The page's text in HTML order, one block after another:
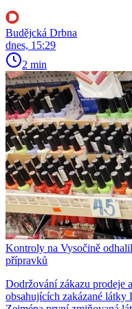
Budějcká Drbna
dnes, 15:29
2 min
Kontroly na Vysočině
přípravků
Dodržování zákazu prodeje
obsahujících zakázané